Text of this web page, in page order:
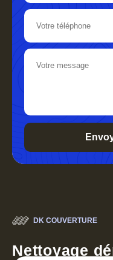
DK COUVERTURE
Nettoyage